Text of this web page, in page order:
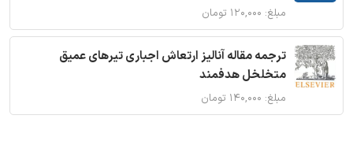
مبلغ: ۱۲۰,۰۰۰ تومان
ترجمه مقاله آنالیز ارتعاش اجباری تیرهای عمیق
متخلخل هدفمند
مبلغ: ۱۴۰,۰۰۰ تومان